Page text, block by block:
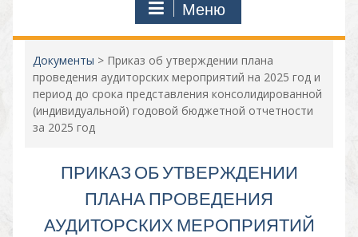
Меню
Документы > Приказ об утверждении плана
проведения аудиторских мероприятий на 2025 год и
период до срока представления консолидированной
(индивидуальной) годовой бюджетной отчетности
за 2025 год
ПРИКАЗ ОБ УТВЕРЖДЕНИИ
ПЛАНА ПРОВЕДЕНИЯ
АУДИТОРСКИХ МЕРОПРИЯТИЙ